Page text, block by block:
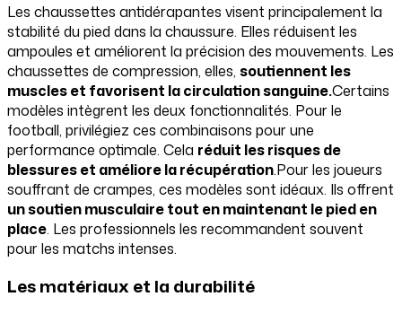
Les chaussettes antidérapantes visent principalement la
stabilité du pied dans la chaussure. Elles réduisent les
ampoules et améliorent la précision des mouvements. Les
chaussettes de compression, elles, soutiennent les
muscles et favorisent la circulation sanguine.Certains
modèles intègrent les deux fonctionnalités. Pour le
football, privilégiez ces combinaisons pour une
performance optimale. Cela réduit les risques de
blessures et améliore la récupération.Pour les joueurs
souffrant de crampes, ces modèles sont idéaux. Ils offrent
un soutien musculaire tout en maintenant le pied en
place. Les professionnels les recommandent souvent
pour les matchs intenses.
Les matériaux et la durabilité